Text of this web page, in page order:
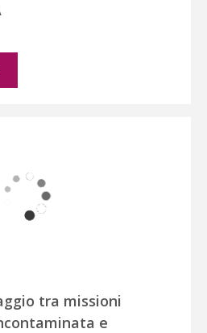
tra missioni
e